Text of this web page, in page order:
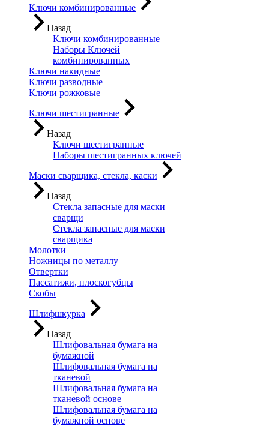
Ключи комбинированные
Назад
Ключи комбинированные
Наборы Ключей
комбинированных
Ключи накидные
Ключи разводные
Ключи рожковые
Ключи шестигранные
Назад
Ключи шестигранные
Наборы шестигранных ключей
Маски сварщика, стекла, каски
Назад
Стекла запасные для маски
сварщи
Стекла запасные для маски
сварщика
Молотки
Ножницы по металлу
Отвертки
Пассатижи, плоскогубцы
Скобы
Шлифшкурка
Назад
Шлифовальная бумага на
бумажной
Шлифовальная бумага на
тканевой
Шлифовальная бумага на
тканевой основе
Шлифовальная бумага на
бумажной основе